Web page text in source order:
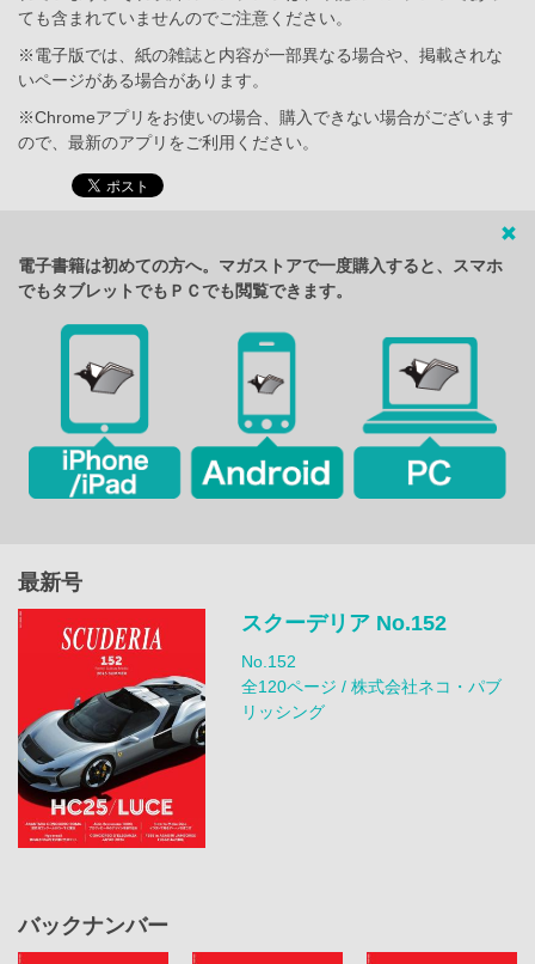
ても含まれていませんのでご注意ください。
※電子版では、紙の雑誌と内容が一部異なる場合や、掲載されな
いページがある場合があります。
※Chromeアプリをお使いの場合、購入できない場合がございます
ので、最新のアプリをご利用ください。
電子書籍は初めての方へ。マガストアで一度購入すると、スマホ
でもタブレットでもＰＣでも閲覧できます。
最新号
スクーデリア No.152
No.152
全120ページ / 株式会社ネコ・パブ
リッシング
バックナンバー